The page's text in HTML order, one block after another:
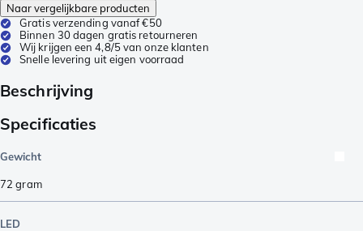
Naar vergelijkbare producten
Gratis verzending vanaf €50
Binnen 30 dagen gratis retourneren
Wij krijgen een 4,8/5 van onze klanten
Snelle levering uit eigen voorraad
Beschrijving
Specificaties
Gewicht
72 gram
LED